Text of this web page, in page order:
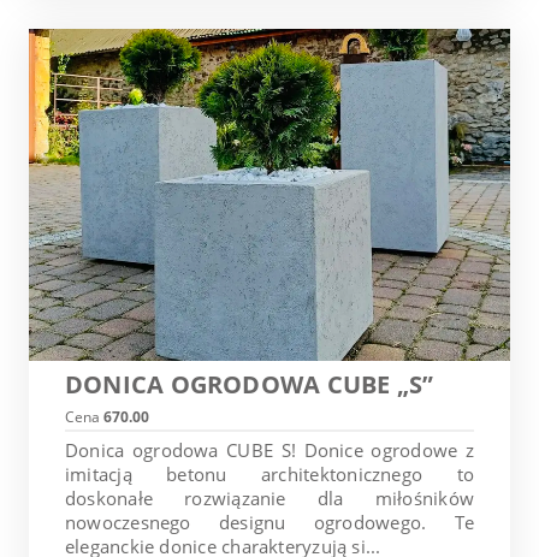
DONICA OGRODOWA CUBE „S”
Cena 670.00
Donica ogrodowa CUBE S! Donice ogrodowe z
imitacją betonu architektonicznego to
doskonałe rozwiązanie dla miłośników
nowoczesnego designu ogrodowego. Te
eleganckie donice charakteryzują si...